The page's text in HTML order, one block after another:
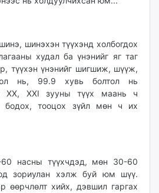
шинэхэн түүхэнд холбогдох
худал ба үнэнийг яг таг
түүхэн үнэнийг шигшиж, шүүж,
нь, 99.9 хувь болтол нь
XX, XXI зууны түүх маань ч
бодох, тооцох зүйл мөн ч их
насны түүхчдэд, мөн 30-60
зориулан хэлж буй юм шүү.
өөрчлөлт хийх, дэвшил гаргах